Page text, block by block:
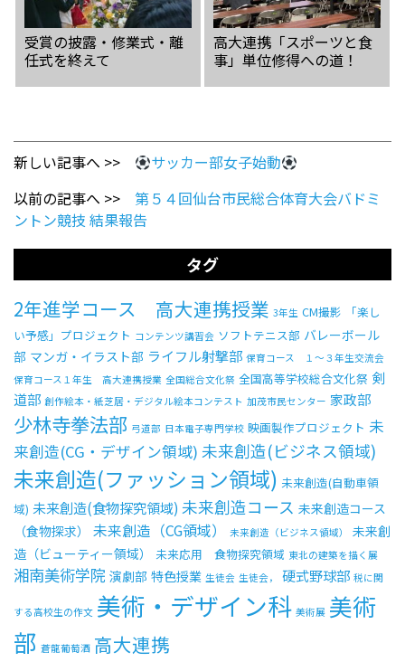
受賞の披露・修業式・離
任式を終えて
高大連携「スポーツと食
事」単位修得への道！
新しい記事へ >>
サッカー部女子始動
以前の記事へ >> 第５４回仙台市民総合体育大会バドミ
ントン競技 結果報告
タグ
2年進学コース 高大連携授業 3年生 CM撮影
「楽し
い予感」プロジェクト コンテンツ講習会 ソフトテニス部 バレーボール
部 マンガ・イラスト部 ライフル射撃部 保育コース １～３年生交流会
保育コース１年生 高大連携授業 全国総合文化祭 全国高等学校総合文化祭 剣
道部 創作絵本・紙芝居・デジタル絵本コンテスト 加茂市民センター 家政部
少林寺拳法部 弓道部 日本電子専門学校 映画製作プロジェクト 未
来創造(CG・デザイン領域) 未来創造(ビジネス領域)
未来創造(ファッション領域) 未来創造(自動車領
域) 未来創造(食物探究領域) 未来創造コース 未来創造コース
（食物探求）
未来創造（CG領域） 未来創造（ビジネス領域）
未来創
造（ビューティー領域）
未来応用 食物探究領域 東北の建築を描く展
湘南美術学院 演劇部 特色授業 生徒会 生徒会， 硬式野球部 税に関
する高校生の作文 美術・デザイン科 美術展 美術
部 蒼龍葡萄酒 高大連携